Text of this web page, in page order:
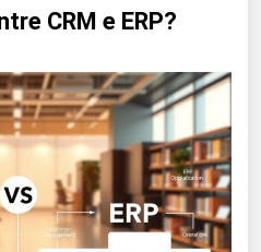
CRM e ERP?